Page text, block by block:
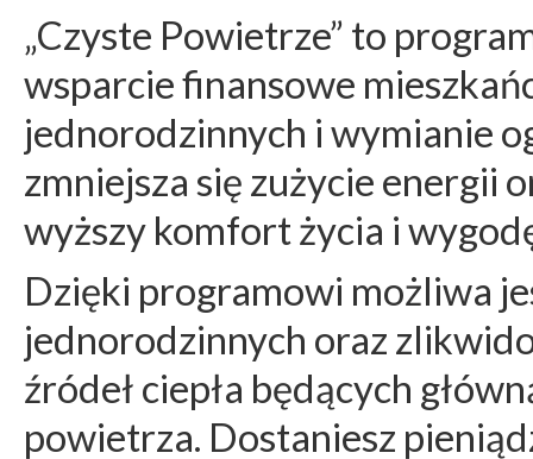
„Czyste Powietrze” to
wsparcie finansowe
jednorodzinnych i wymianie
zmniejsza się zużycie energii
wyższy komfort życia i
Dzięki programowi możliwa
jednorodzinnych oraz
źródeł ciepła będących
powietrza. Dostaniesz